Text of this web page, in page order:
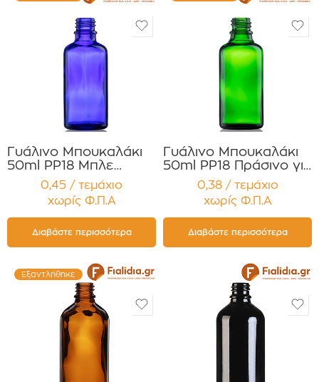
Γυάλινο Μπουκαλάκι
50ml PP18 Μπλε
Κοβαλτίου για Αιθέρια
Έλαια, Βάμματα
Συσκευασία 12
τεμαχίων
0,45 / τεμάχιο
χωρίς Φ.Π.Α
Διαβάστε περισσότερα
Γυάλινο Μπουκαλάκι
50ml PP18 Πράσινο για
Αιθέρια Έλαια,
Βάμματα Συσκευασία
12 τεμαχίων
0,38 / τεμάχιο
χωρίς Φ.Π.Α
Διαβάστε περισσότερα
Εξαντλήθηκε